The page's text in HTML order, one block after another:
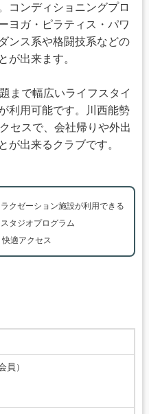
コンディショニングプロ
ヨガ・ピラティス・パワ
ンス系や格闘技系などの
が出来ます。
まで幅広いライフスタイ
利用可能です。川西能勢
セスで、会社帰りや外出
が出来るクラブです。
クゼーション施設が利用できる
タジオプログラム
適アクセス
員）